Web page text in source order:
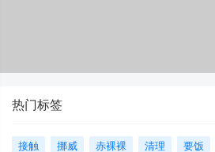
热门标签
接触 挪威 赤裸裸 清理 要饭